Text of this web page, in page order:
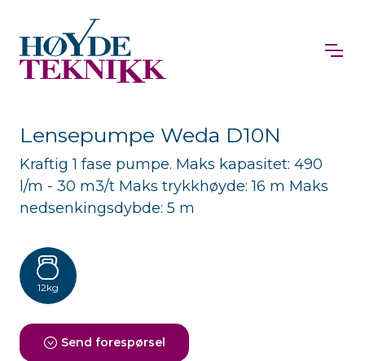
Lensepumpe Weda D10N
Kraftig 1 fase pumpe. Maks kapasitet: 490
l/m - 30 m3/t Maks trykkhøyde: 16 m Maks
nedsenkingsdybde: 5 m
12kg
Send forespørsel